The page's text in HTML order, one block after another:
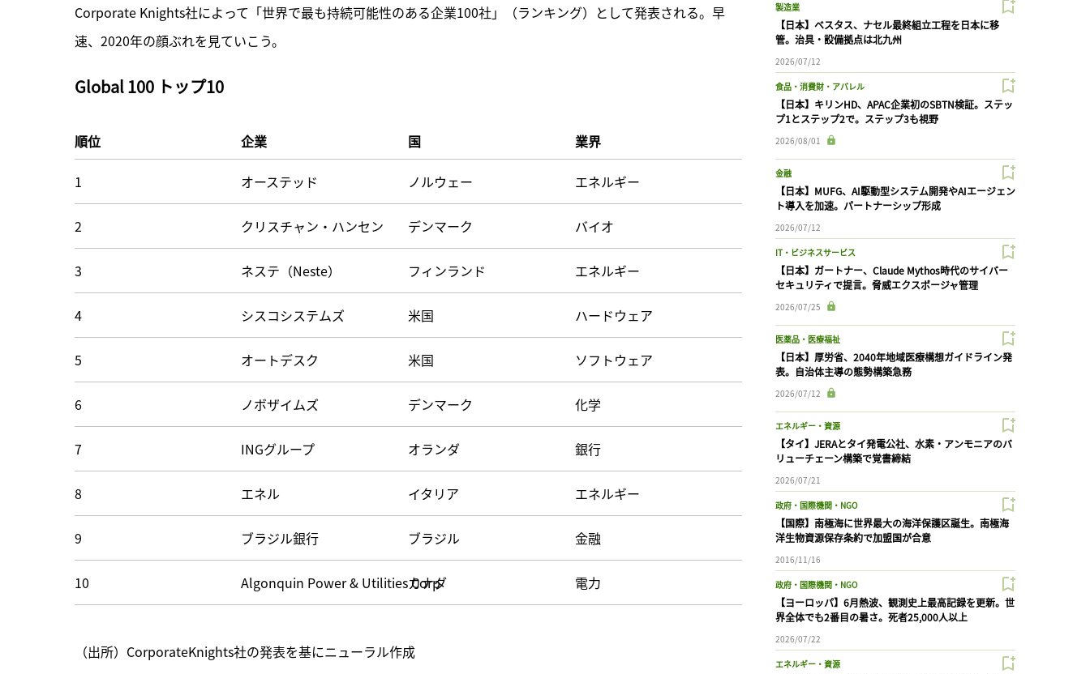
Corporate Knights社によって「世界で最も持続可能性のある企業100社」（ランキング）として発表される。早
速、2020年の顔ぶれを見ていこう。
Global 100 トップ10
順位 企業 国 業界
1 オーステッド ノルウェー エネルギー
2 クリスチャン・ハンセン デンマーク バイオ
3 ネステ（Neste） フィンランド エネルギー
4 シスコシステムズ 米国 ハードウェア
5 オートデスク 米国 ソフトウェア
6 ノボザイムズ デンマーク 化学
7 INGグループ オランダ 銀行
8 エネル イタリア エネルギー
9 ブラジル銀行 ブラジル 金融
10 Algonquin Power & Utilities Corp
カナダ 電力
（出所）CorporateKnights社の発表を基にニューラル作成
製造業
【日本】ベスタス、ナセル最終組立工程を日本に移
管。治具・設備拠点は北九州
2026/07/12
食品・消費財・アパレル
【日本】キリンHD、APAC企業初のSBTN検証。ステッ
プ1とステップ2で。ステップ3も視野
2026/08/01
金融
【日本】MUFG、AI駆動型システム開発やAIエージェン
ト導入を加速。パートナーシップ形成
2026/07/12
IT・ビジネスサービス
【日本】ガートナー、Claude Mythos時代のサイバー
セキュリティで提言。脅威エクスポージャ管理
2026/07/25
医薬品・医療福祉
【日本】厚労省、2040年地域医療構想ガイドライン発
表。自治体主導の態勢構築急務
2026/07/12
エネルギー・資源
【タイ】JERAとタイ発電公社、水素・アンモニアのバ
リューチェーン構築で覚書締結
2026/07/21
政府・国際機関・NGO
【国際】南極海に世界最大の海洋保護区誕生。南極海
洋生物資源保存条約で加盟国が合意
2016/11/16
政府・国際機関・NGO
【ヨーロッパ】6月熱波、観測史上最高記録を更新。世
界全体でも2番目の暑さ。死者25,000人以上
2026/07/22
エネルギー・資源